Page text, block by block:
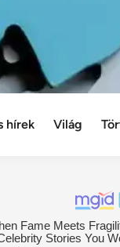
hírek Világ